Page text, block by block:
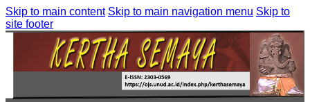
Skip to main content Skip to main navigation menu Skip to
site footer